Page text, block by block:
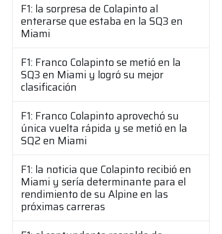
F1: la sorpresa de Colapinto al
enterarse que estaba en la SQ3 en
Miami
F1: Franco Colapinto se metió en la
SQ3 en Miami y logró su mejor
clasificación
F1: Franco Colapinto aprovechó su
única vuelta rápida y se metió en la
SQ2 en Miami
F1: la noticia que Colapinto recibió en
Miami y sería determinante para el
rendimiento de su Alpine en las
próximas carreras